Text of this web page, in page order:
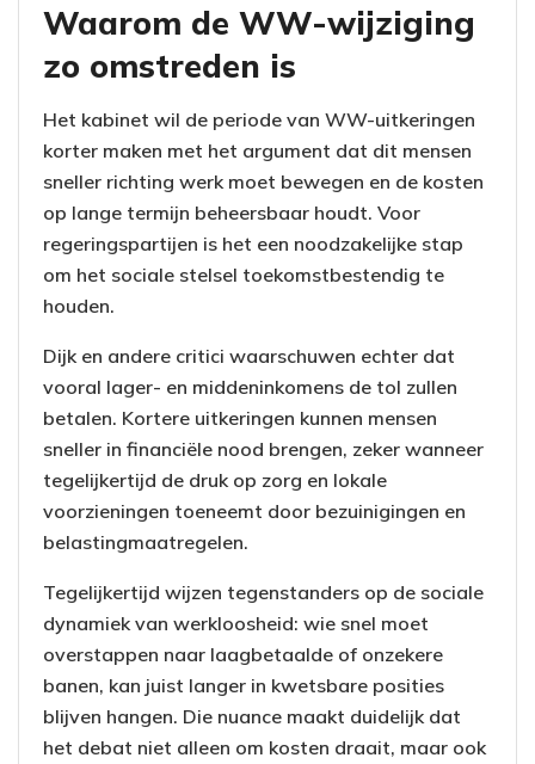
Waarom de WW-wijziging
zo omstreden is
Het kabinet wil de periode van WW-uitkeringen
korter maken met het argument dat dit mensen
sneller richting werk moet bewegen en de kosten
op lange termijn beheersbaar houdt. Voor
regeringspartijen is het een noodzakelijke stap
om het sociale stelsel toekomstbestendig te
houden.
Dijk en andere critici waarschuwen echter dat
vooral lager- en middeninkomens de tol zullen
betalen. Kortere uitkeringen kunnen mensen
sneller in financiële nood brengen, zeker wanneer
tegelijkertijd de druk op zorg en lokale
voorzieningen toeneemt door bezuinigingen en
belastingmaatregelen.
Tegelijkertijd wijzen tegenstanders op de sociale
dynamiek van werkloosheid: wie snel moet
overstappen naar laagbetaalde of onzekere
banen, kan juist langer in kwetsbare posities
blijven hangen. Die nuance maakt duidelijk dat
het debat niet alleen om kosten draait, maar ook